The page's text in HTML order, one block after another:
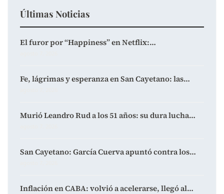
Últimas Noticias
El furor por “Happiness” en Netflix:…
Fe, lágrimas y esperanza en San Cayetano: las…
Murió Leandro Rud a los 51 años: su dura lucha…
San Cayetano: García Cuerva apuntó contra los…
Inflación en CABA: volvió a acelerarse, llegó al…